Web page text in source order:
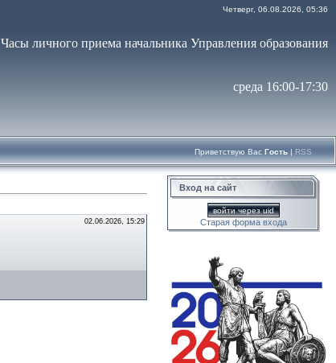
Четверг, 06.08.2026, 05:36
Часы личного приема начальника Управления образования
среда 16:00-17:30
Приветствую Вас Гость | RSS
02.06.2026, 15:29
Вход на сайт
войти через uid
Старая форма входа